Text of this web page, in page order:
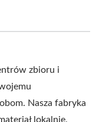
zbioru i
Nasza fabryka
lokalnie,